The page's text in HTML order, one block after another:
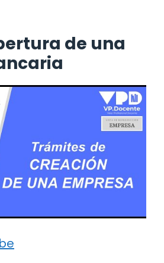
de una